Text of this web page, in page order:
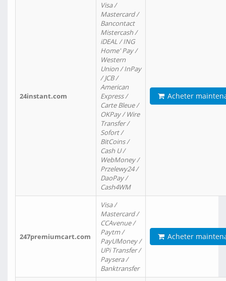
24instant.com
Visa /
Mastercard /
Bancontact
Mistercash /
iDEAL / ING
Home' Pay /
Western
Union / InPay
/ JCB /
American
Express /
Carte Bleue /
OKPay / Wire
Transfer /
Sofort /
BitCoins /
Cash U /
WebMoney /
Przelewy24 /
DaoPay /
Cash4WM
Acheter
247premiumcart.com
Visa /
Mastercard /
CCAvenue /
Paytm /
PayUMoney /
UPi Transfer /
Paysera /
Banktransfer
Acheter